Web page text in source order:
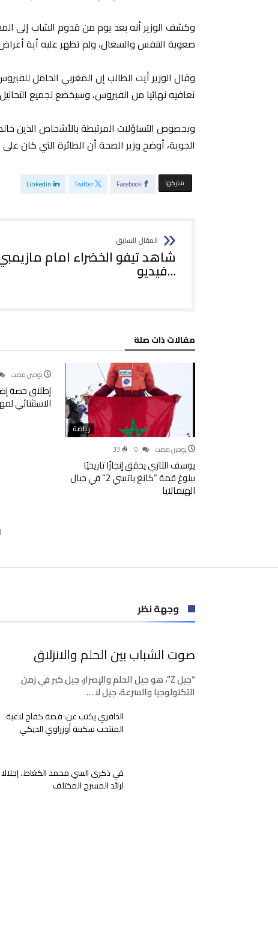
وكشف الوزير أنه بعد يوم من قدوم الشاب إلى
صعوبة التنفس والسعال، ولم تظهر عليه أية أعراض
تعافيه نهائيا من الفيروس، وسيخضع لجميع
وبخصوص التساؤلات المرتبطة بالأشخاص الذين
الجوية، أوضح وزير الصحة أن الطائرة التي كان على متنها
‫‫ شاركها‬ Facebook
Twitter
Linkedin
شاهد تيفو الخضراء امام
…فيديو
‫مقالات ذات صلة‬
رياضة
‫‫‫‏‫يومين مضت‬ 33
يوسف التازي يحقق إنجازًا تاريخيًا
ببلوغ قمة “كانغ ياتسي 2” في جبال
الهيمالايا
‫‫‫‏‫يومين مضت‬
إطلاق حصة
الاستثنائي
وجهة نظر
صوت الشباب بين الحلم والانزلاق
“جيل Z”، هو جيل الحلم والإصرار، جيل كبر في زمن
التكنولوجيا والسرعة، جيل لا …
الدافري يكتب عن: قصة كفاح لاعبة
المنتخب سكينة أوزراوي الديكي
في ذكرى السي محمد الكغاط.. إجلالا
لرائد المسرح المختلف